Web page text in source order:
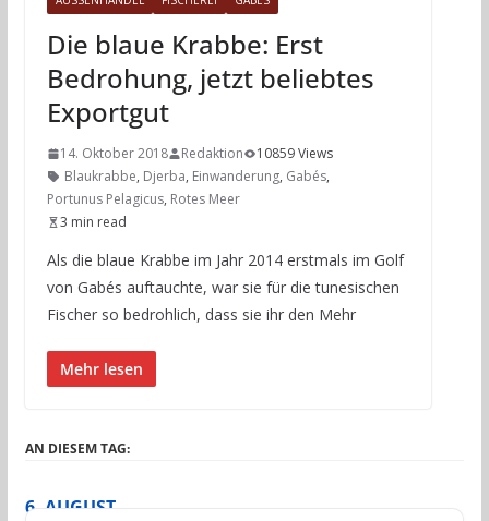
Die blaue Krabbe: Erst
Bedrohung, jetzt beliebtes
Exportgut
14. Oktober 2018 Redaktion
10859 Views
Blaukrabbe, Djerba, Einwanderung, Gabés,
Portunus Pelagicus, Rotes Meer
3 min read
Als die blaue Krabbe im Jahr 2014 erstmals im Golf
von Gabés auftauchte, war sie für die tunesischen
Fischer so bedrohlich, dass sie ihr den Mehr
Mehr lesen
AN DIESEM TAG:
6. AUGUST